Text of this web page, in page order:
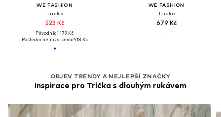
WE FASHION
Tričko
523 Kč
Původně: 1 179 Kč
Poslední nejnižší cena:418 Kč
OBJEV TRENDY A NEJLEPŠÍ ZNAČKY
Inspirace pro Trička s dlouhým rukávem
WE FASHION
Tričko
679 Kč